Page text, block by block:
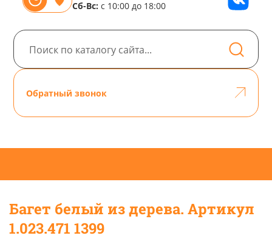
Сб-Вс: с 10:00 до 18:00
Обратный звонок
Багет белый из дерева. Артикул
1.023.471 1399